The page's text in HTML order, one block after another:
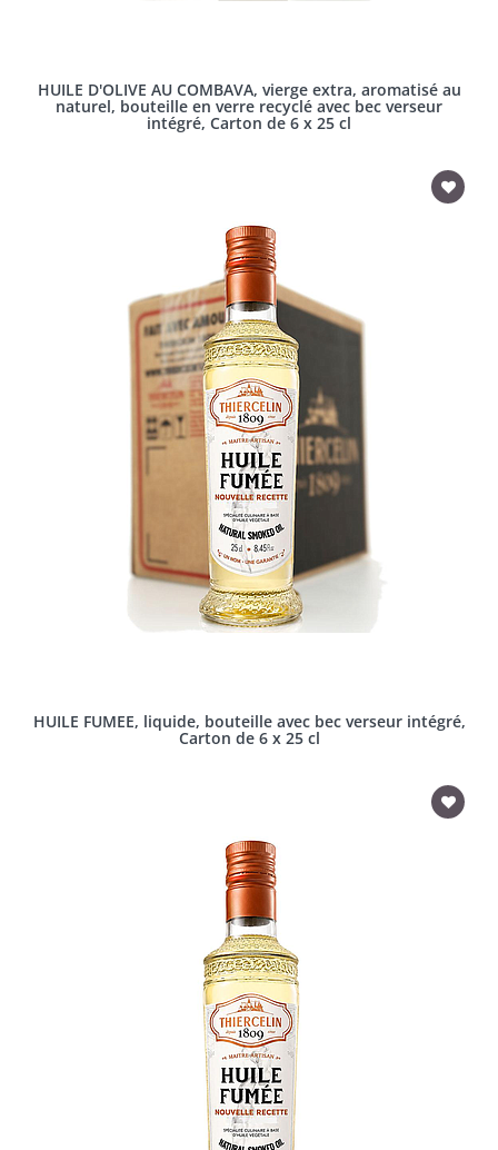
HUILE D'OLIVE AU COMBAVA, vierge extra, aromatisé au
naturel, bouteille en verre recyclé avec bec verseur
intégré, Carton de 6 x 25 cl
HUILE FUMEE, liquide, bouteille avec bec verseur intégré,
Carton de 6 x 25 cl